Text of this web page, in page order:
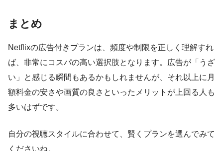
まとめ
Netflixの広告付きプランは、頻度や制限を正しく理解すれ
ば、非常にコスパの高い選択肢となります。広告が「うざ
い」と感じる瞬間もあるかもしれませんが、それ以上に月
額料金の安さや画質の良さといったメリットが上回る人も
多いはずです。
自分の視聴スタイルに合わせて、賢くプランを選んでみて
くださいね。